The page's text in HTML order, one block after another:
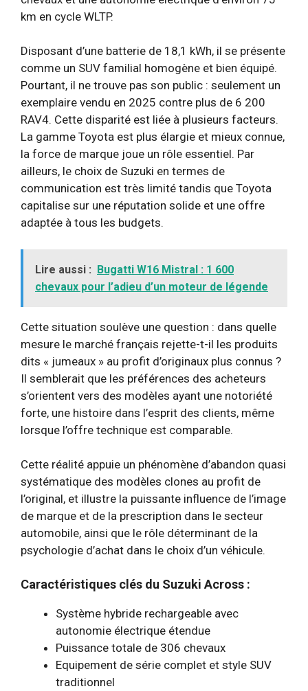
km en cycle WLTP.
Disposant d’une batterie de 18,1 kWh, il se présente
comme un SUV familial homogène et bien équipé.
Pourtant, il ne trouve pas son public : seulement un
exemplaire vendu en 2025 contre plus de 6 200
RAV4. Cette disparité est liée à plusieurs facteurs.
La gamme Toyota est plus élargie et mieux connue,
la force de marque joue un rôle essentiel. Par
ailleurs, le choix de Suzuki en termes de
communication est très limité tandis que Toyota
capitalise sur une réputation solide et une offre
adaptée à tous les budgets.
Lire aussi : Bugatti W16 Mistral : 1 600
chevaux pour l’adieu d’un moteur de légende
Cette situation soulève une question : dans quelle
mesure le marché français rejette-t-il les produits
dits « jumeaux » au profit d’originaux plus connus ?
Il semblerait que les préférences des acheteurs
s’orientent vers des modèles ayant une notoriété
forte, une histoire dans l’esprit des clients, même
lorsque l’offre technique est comparable.
Cette réalité appuie un phénomène d’abandon quasi
systématique des modèles clones au profit de
l’original, et illustre la puissante influence de l’image
de marque et de la prescription dans le secteur
automobile, ainsi que le rôle déterminant de la
psychologie d’achat dans le choix d’un véhicule.
Caractéristiques clés du Suzuki Across :
Système hybride rechargeable avec
autonomie électrique étendue
Puissance totale de 306 chevaux
Equipement de série complet et style SUV
traditionnel